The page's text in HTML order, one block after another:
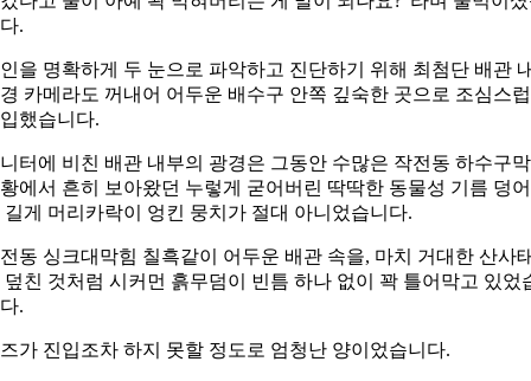
.
을 명확하게 두 눈으로 파악하고 진단하기 위해 최첨단 배관
카메라도 꺼내어 어두운 배수구 안쪽 깊숙한 곳으로 조심스
했습니다.
터에 비친 배관 내부의 광경은 그동안 수많은 작전동 하수구
에서 흔히 보아왔던 누렇게 굳어버린 딱딱한 동물성 기름 덩
길게 머리카락이 엉킨 뭉치가 절대 아니었습니다.
동 싱크대막힘 칠흑같이 어두운 배관 속을, 마치 거대한 산사
덮친 것처럼 시커먼 흙무덤이 빈틈 하나 없이 꽉 틀어막고 있었
.
가 진입조차 하지 못할 정도로 엄청난 양이었습니다.